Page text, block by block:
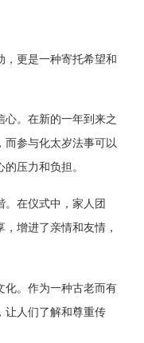
，更是一种寄托希望和
心。在新的一年到来之
而参与化太岁法事可以
压力和负担。
在仪式中，家人团
增进了亲情和友情，
化。作为一种古老而有
让人们了解和尊重传